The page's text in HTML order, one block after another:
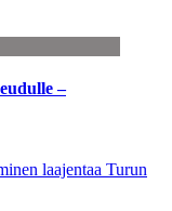
–
laajentaa Turun